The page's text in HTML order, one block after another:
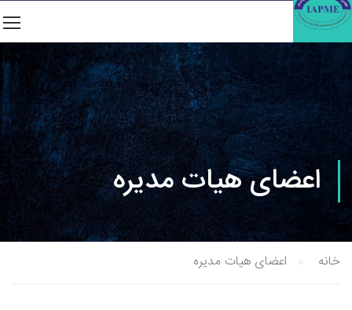
اعضای هیات مدیره
خانه اعضای هیات مدیره